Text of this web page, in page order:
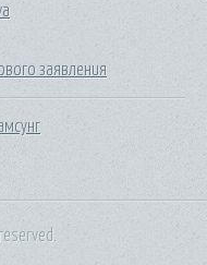
заявления